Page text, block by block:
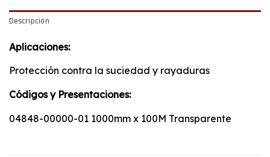
Descripción
Aplicaciones:
Protección contra la suciedad y rayaduras
Códigos y Presentaciones:
04848-00000-01 1000mm x 100M Transparente